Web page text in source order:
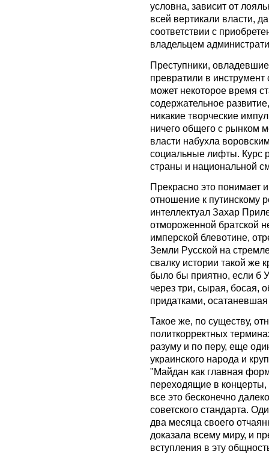
условна, зависит от
всей вертикали власти,
соответствии с
владельцем
Преступники,
превратили в инструмент
может некоторое время
содержательное
никакие творческие
ничего общего с рынком
власти набухла
социальные лифты. Курс
страны и национальной
Прекрасно это понимает
отношение к путинскому
интеллектуал Захар
отмороженной братской
имперской блевотине,
Земли Русской на
свалку истории такой же
было бы приятно, если б
через три, сырая, босая,
придатками,
Такое же, по существу,
политкорректных
разуму и по перу, еще
украинского народа и
"Майдан как главная
переходящие в концерты,
все это бесконечно
советского стандарта.
два месяца своего
доказала всему миру, и
вступления в эту